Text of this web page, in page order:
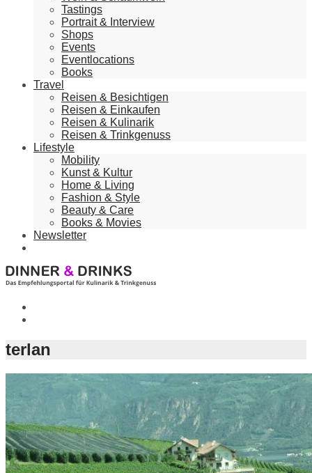
Tastings
Portrait & Interview
Shops
Events
Eventlocations
Books
Travel
Reisen & Besichtigen
Reisen & Einkaufen
Reisen & Kulinarik
Reisen & Trinkgenuss
Lifestyle
Mobility
Kunst & Kultur
Home & Living
Fashion & Style
Beauty & Care
Books & Movies
Newsletter
terlan